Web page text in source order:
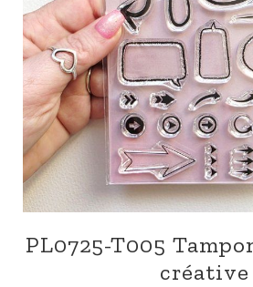
PL0725-T005
créative